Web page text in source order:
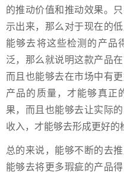
的推动价值和推动效果。
示出来，那么对于现在的
能够去将这些检测的产品
泛，那么就说明这款产品
而且也能够去在市场中有
产品的质量，才能够真正
果，而且也能够去让实际
收入，才能够去形成更好的
总的来说，能够不断的去
能够去将更多瑕疵的产品